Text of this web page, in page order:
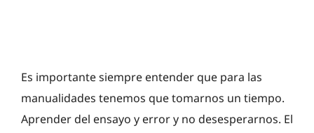
Es importante siempre entender que para las
manualidades tenemos que tomarnos un tiempo.
Aprender del ensayo y error y no desesperarnos. El